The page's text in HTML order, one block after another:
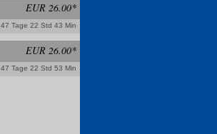
EUR 26.00*
47 Tage 22 Std 43 Min
EUR 26.00*
47 Tage 22 Std 53 Min